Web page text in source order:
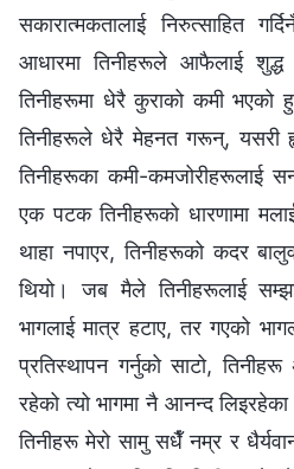
सकारात्मकतालाई निरुत्साहित
आधारमा तिनीहरूले आफैलाई
तिनीहरूमा धेरै कुराको कमी
तिनीहरूले धेरै मेहनत गरून्, यसरी
तिनीहरूका कमी-कमजोरीहरूलाई
एक पटक तिनीहरूको धारणामा
थाहा नपाएर, तिनीहरूको कदर
थियो। जब मैले तिनीहरूलाई
भागलाई मात्र हटाए, तर गएको
प्रतिस्थापन गर्नुको साटो,
रहेको त्यो भागमा नै आनन्द
तिनीहरू मेरो सामु सधैँ नम्र र